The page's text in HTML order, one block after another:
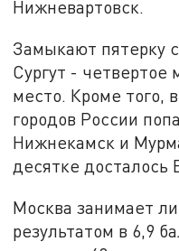
Нижневартовск.
Замыкают пятерку
Сургут - четвертое
место. Кроме того,
городов России
Нижнекамск и
десятке досталось
Москва занимает
результатом в 6,9